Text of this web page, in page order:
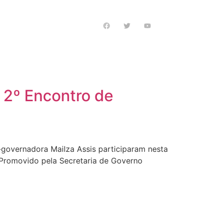
Encontro de
Mailza Assis participaram nesta
pela Secretaria de Governo